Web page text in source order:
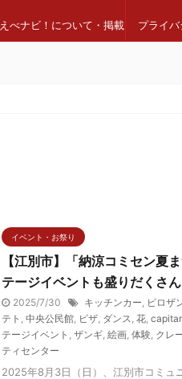
えべナビ！について・掲載 プライ
イベント・お祭り
【江別市】「納涼コミセン
テージイベントも盛りだくさん
2025/7/30 キッチンカー, ピロザ
テト , 中央公民館, ピザ, ダンス, 花,
テージイベント , ザンギ, 絵画, 体験, クレ
ティセンター
2025年8月3日（日）、江別市コミュ